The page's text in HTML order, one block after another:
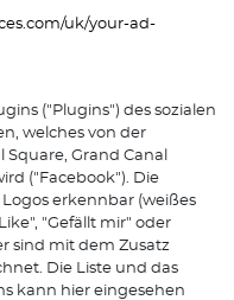
uk/your-ad-
("Plugins") des sozialen
welches von der
Grand Canal
("Facebook"). Die
erkennbar (weißes
"Gefällt mir" oder
sind mit dem Zusatz
Die Liste und das
kann hier eingesehen